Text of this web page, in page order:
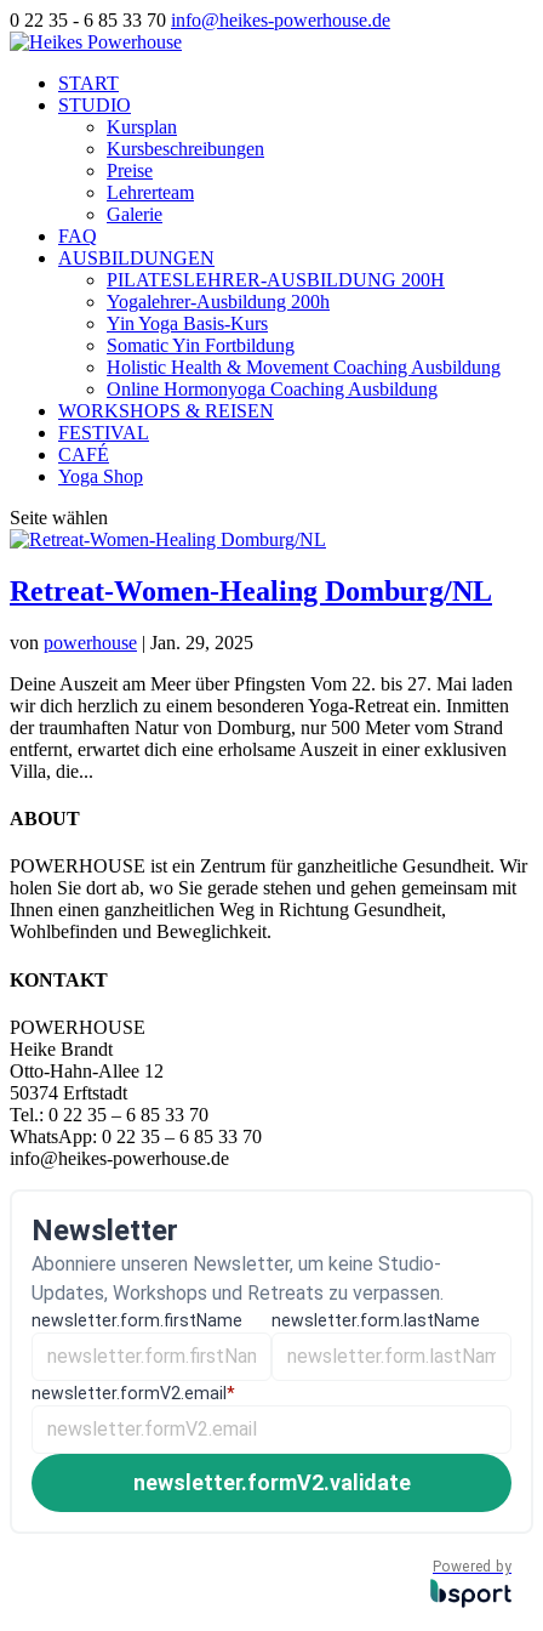
0 22 35 - 6 85 33 70 info@heikes-powerhouse.de
START
STUDIO
Kursplan
Kursbeschreibungen
Preise
Lehrerteam
Galerie
FAQ
AUSBILDUNGEN
PILATESLEHRER-AUSBILDUNG 200H
Yogalehrer-Ausbildung 200h
Yin Yoga Basis-Kurs
Somatic Yin Fortbildung
Holistic Health & Movement Coaching Ausbildung
Online Hormonyoga Coaching Ausbildung
WORKSHOPS & REISEN
FESTIVAL
CAFÉ
Yoga Shop
Seite wählen
Retreat-Women-Healing Domburg/NL
von powerhouse | Jan. 29, 2025
Deine Auszeit am Meer über Pfingsten Vom 22. bis 27. Mai laden
wir dich herzlich zu einem besonderen Yoga-Retreat ein. Inmitten
der traumhaften Natur von Domburg, nur 500 Meter vom Strand
entfernt, erwartet dich eine erholsame Auszeit in einer exklusiven
Villa, die...
ABOUT
POWERHOUSE ist ein Zentrum für ganzheitliche Gesundheit. Wir
holen Sie dort ab, wo Sie gerade stehen und gehen gemeinsam mit
Ihnen einen ganzheitlichen Weg in Richtung Gesundheit,
Wohlbefinden und Beweglichkeit.
KONTAKT
POWERHOUSE
Heike Brandt
Otto-Hahn-Allee 12
50374 Erftstadt
Tel.: 0 22 35 – 6 85 33 70
WhatsApp: 0 22 35 – 6 85 33 70
info@heikes-powerhouse.de
Newsletter
Abonniere unseren Newsletter, um keine Studio-
Updates, Workshops und Retreats zu verpassen.
newsletter.form.firstName newsletter.form.lastName
newsletter.formV2.email *
newsletter.formV2.validate
Powered by